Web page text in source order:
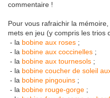
commentaire !
Pour vous rafraichir la
mets en jeu (y compris les trios
- la bobine aux roses ;
- la bobine aux coccinelles ;
- la bobine aux tournesols ;
- la bobine coucher de soleil
- la bobine pingouins ;
- la bobine rouge-gorge ;